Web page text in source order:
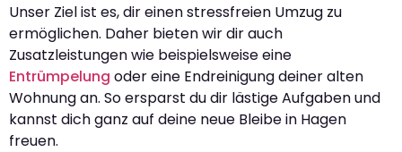
Unser Ziel ist es, dir einen stressfreien Umzug zu
ermöglichen. Daher bieten wir dir auch
Zusatzleistungen wie beispielsweise eine
Entrümpelung oder eine Endreinigung deiner alten
Wohnung an. So ersparst du dir lästige Aufgaben und
kannst dich ganz auf deine neue Bleibe in Hagen
freuen.